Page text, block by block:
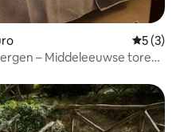
5 (3)
– Middeleeuwse toren